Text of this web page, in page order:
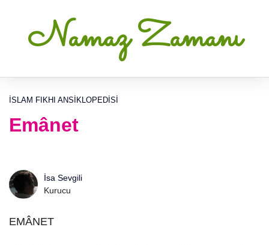
Namaz Zamanı
İSLAM FIKHI ANSIKLOPEDISI
Emânet
İsa Sevgili
Kurucu
EMÂNET